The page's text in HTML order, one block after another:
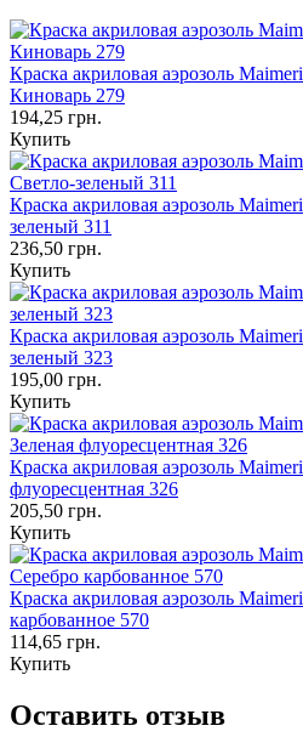
Краска акриловая аэрозоль
Киноварь 279
194,25 грн.
Купить
Краска акриловая аэрозоль
зеленый 311
236,50 грн.
Купить
Краска акриловая аэрозоль
зеленый 323
195,00 грн.
Купить
Краска акриловая аэрозоль
флуоресцентная 326
205,50 грн.
Купить
Краска акриловая аэрозоль
карбованное 570
114,65 грн.
Купить
Оставить отзыв